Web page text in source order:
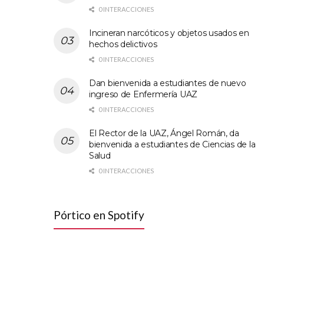
0 INTERACCIONES
Incineran narcóticos y objetos usados en
hechos delictivos
0 INTERACCIONES
Dan bienvenida a estudiantes de nuevo
ingreso de Enfermería UAZ
0 INTERACCIONES
El Rector de la UAZ, Ángel Román, da
bienvenida a estudiantes de Ciencias de la
Salud
0 INTERACCIONES
Pórtico en Spotify